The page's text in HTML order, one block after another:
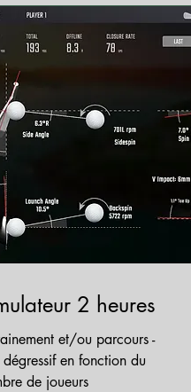
2 heures
et/ou parcours -
dégressif en fonction du
de joueurs